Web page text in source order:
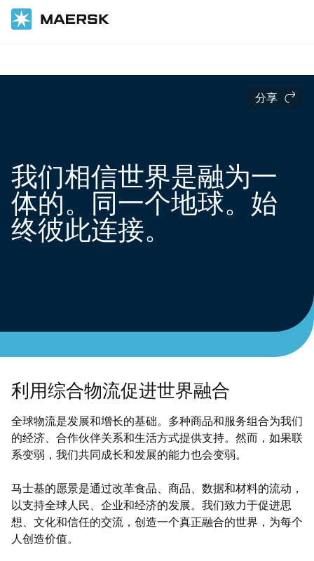
分享
我们相信世界是融为一
体的。同一个地球。始
终彼此连接。
利用综合物流促进世界融合
全球物流是发展和增长的基础。多种商品和服务组合为我们
的经济、合作伙伴关系和生活方式提供支持。然而，如果联
系变弱，我们共同成长和发展的能力也会变弱。
马士基的愿景是通过改革食品、商品、数据和材料的流动，
以支持全球人民、企业和经济的发展。我们致力于促进思
想、文化和信任的交流，创造一个真正融合的世界，为每个
人创造价值。